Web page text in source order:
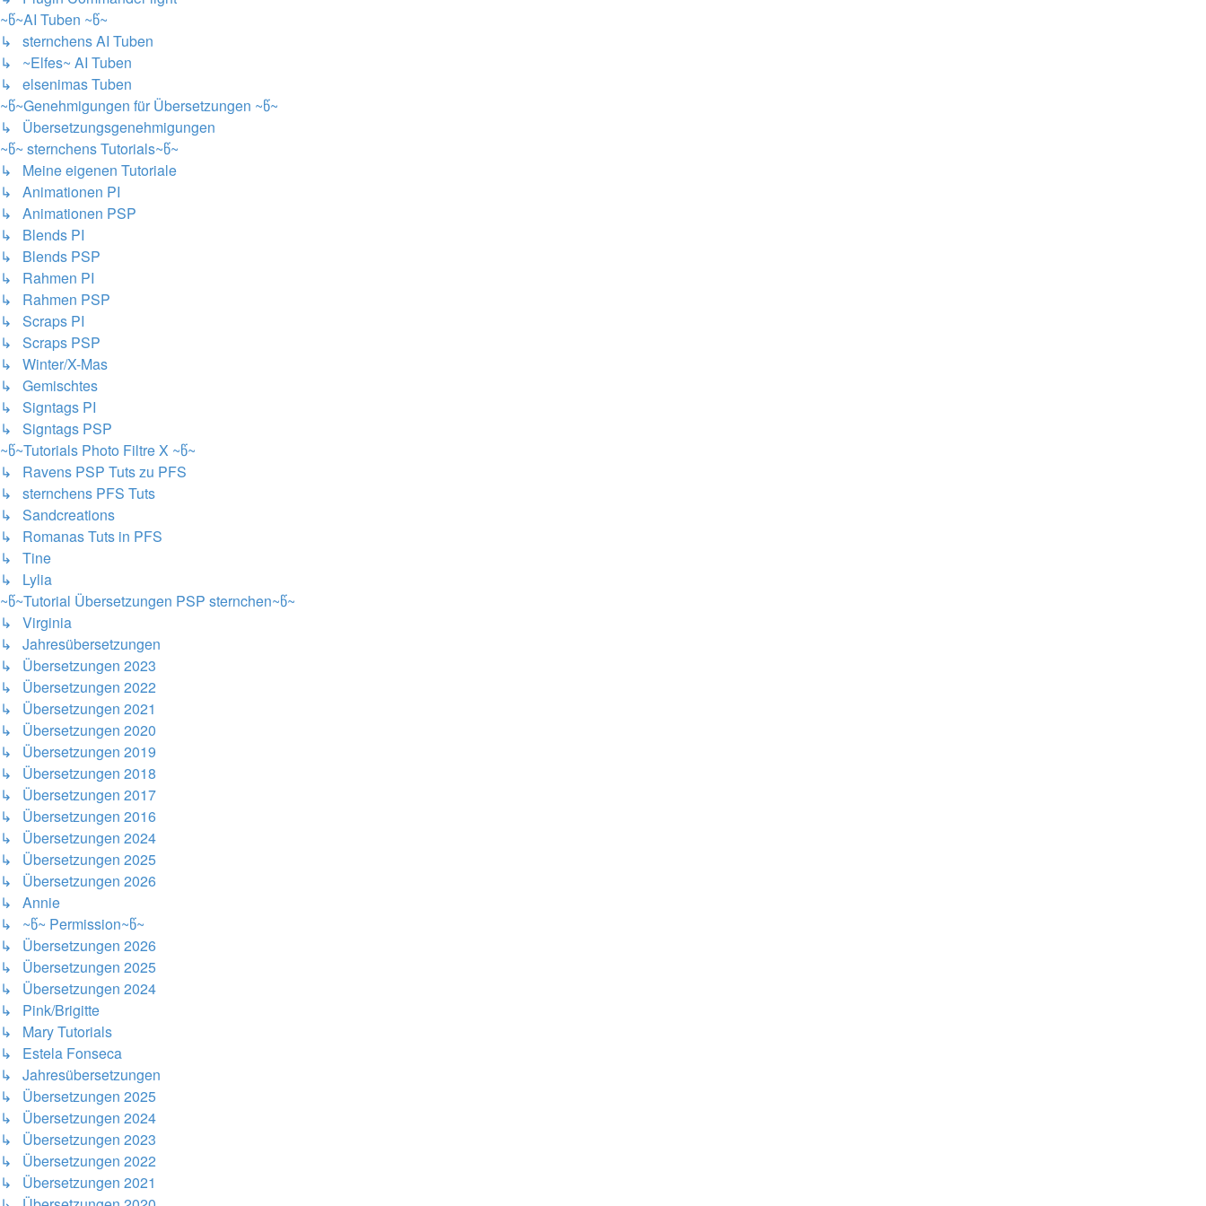
~წ~AI Tuben ~წ~
↳ sternchens AI Tuben
↳ ~Elfes~ AI Tuben
↳ elsenimas Tuben
~წ~Genehmigungen für Übersetzungen ~წ~
↳ Übersetzungsgenehmigungen
~წ~ sternchens Tutorials~წ~
↳ Meine eigenen Tutoriale
↳ Animationen PI
↳ Animationen PSP
↳ Blends PI
↳ Blends PSP
↳ Rahmen PI
↳ Rahmen PSP
↳ Scraps PI
↳ Scraps PSP
↳ Winter/X-Mas
↳ Gemischtes
↳ Signtags PI
↳ Signtags PSP
~წ~Tutorials Photo Filtre X ~წ~
↳ Ravens PSP Tuts zu PFS
↳ sternchens PFS Tuts
↳ Sandcreations
↳ Romanas Tuts in PFS
↳ Tine
↳ Lylia
~წ~Tutorial Übersetzungen PSP sternchen~წ~
↳ Virginia
↳ Jahresübersetzungen
↳ Übersetzungen 2023
↳ Übersetzungen 2022
↳ Übersetzungen 2021
↳ Übersetzungen 2020
↳ Übersetzungen 2019
↳ Übersetzungen 2018
↳ Übersetzungen 2017
↳ Übersetzungen 2016
↳ Übersetzungen 2024
↳ Übersetzungen 2025
↳ Übersetzungen 2026
↳ Annie
↳ ~წ~ Permission~წ~
↳ Übersetzungen 2026
↳ Übersetzungen 2025
↳ Übersetzungen 2024
↳ Pink/Brigitte
↳ Mary Tutorials
↳ Estela Fonseca
↳ Jahresübersetzungen
↳ Übersetzungen 2025
↳ Übersetzungen 2024
↳ Übersetzungen 2023
↳ Übersetzungen 2022
↳ Übersetzungen 2021